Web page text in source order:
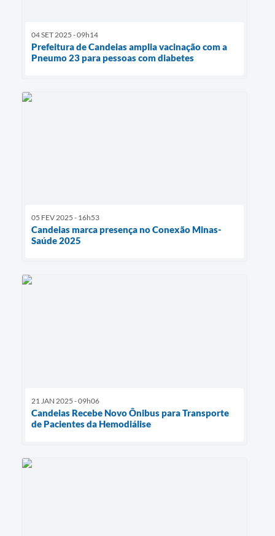
04 SET 2025 - 09h14
Prefeitura de Candeias amplia vacinação com a
Pneumo 23 para pessoas com diabetes
05 FEV 2025 - 16h53
Candeias marca presença no Conexão Minas-
Saúde 2025
21 JAN 2025 - 09h06
Candeias Recebe Novo Ônibus para Transporte
de Pacientes da Hemodiálise